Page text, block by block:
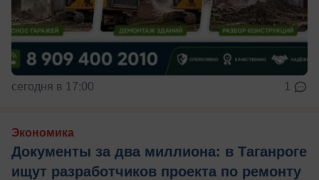
сегодня в 17:00 1
Экономика
Документы за два миллиона: в Таганроге
ищут разработчиков проекта по ремонту